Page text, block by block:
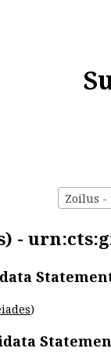
Zoilus -
-
)